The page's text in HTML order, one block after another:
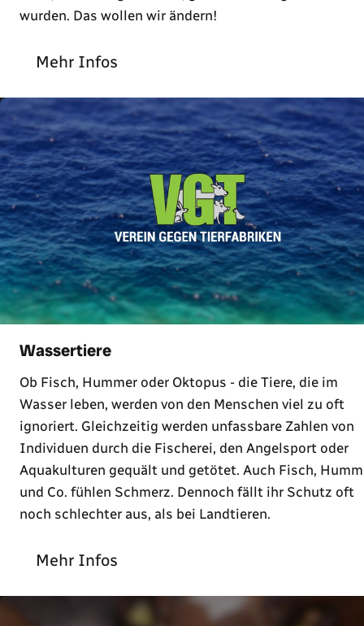
wurden. Das wollen wir ändern!
Mehr Infos
Wassertiere
Ob Fisch, Hummer oder Oktopus - die Tiere, die im
Wasser leben, werden von den Menschen viel zu oft
ignoriert. Gleichzeitig werden unfassbare Zahlen von
Individuen durch die Fischerei, den Angelsport oder
Aquakulturen gequält und getötet. Auch Fisch,
und Co. fühlen Schmerz. Dennoch fällt ihr Schutz oft
noch schlechter aus, als bei Landtieren.
Mehr Infos